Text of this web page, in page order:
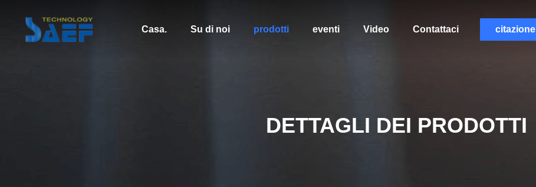
Casa. Su di noi prodotti eventi Video Contattaci citazione
DETTAGLI DEI PRODOTTI